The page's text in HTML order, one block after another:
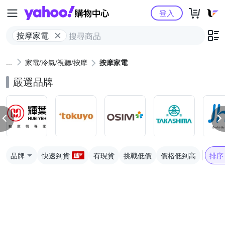
Yahoo購物中心
按摩家電
登入
家電/冷氣/視聽/按摩 按摩家電
嚴選品牌
品牌 快速到貨 有現貨 挑戰低價 價格低到高 排序